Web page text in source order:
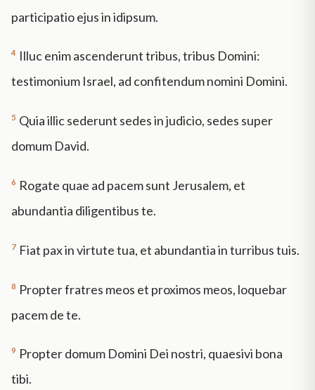
participatio ejus in idipsum.
4 Illuc enim ascenderunt tribus, tribus Domini:
testimonium Israel, ad confitendum nomini Domini.
5 Quia illic sederunt sedes in judicio, sedes super
domum David.
6 Rogate quae ad pacem sunt Jerusalem, et
abundantia diligentibus te.
7 Fiat pax in virtute tua, et abundantia in turribus tuis.
8 Propter fratres meos et proximos meos, loquebar
pacem de te.
9 Propter domum Domini Dei nostri, quaesivi bona
tibi.